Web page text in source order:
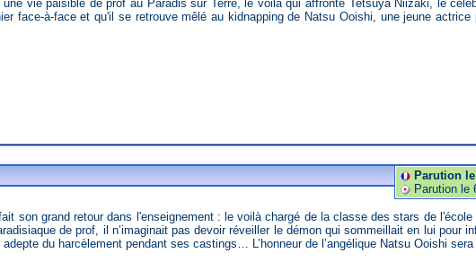
vie paisible de prof au Paradis sur Terre, le voilà qui affronte Tetsuya Niizaki, le
face-à-face et qu'il se retrouve mêlé au kidnapping de Natsu Ooishi, une jeune actrice
Parution
Parution le
de prof, il n’imaginait pas devoir réveiller le démon qui sommeillait en lui pour
du harcèlement pendant ses castings… L’honneur de l’angélique Natsu Ooishi